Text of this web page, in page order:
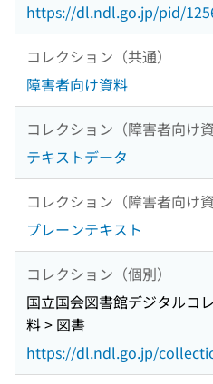
https://dl.ndl.go.jp/pid/
コレクション（共通）
障害者向け資料
コレクション（障害者向け
テキストデータ
コレクション（障害者向け
プレーンテキスト
コレクション（個別）
国立国会図書館デジタルコ
料 > 図書
https://dl.ndl.go.jp/